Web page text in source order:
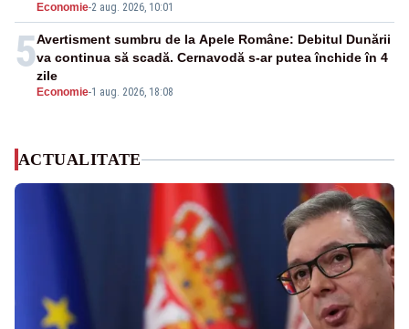
Economie-2 aug. 2026, 10:01
5
Economie-1 aug. 2026, 18:08
Avertisment sumbru de la Apele Române: Debitul Dunării
va continua să scadă. Cernavodă s-ar putea închide în 4
zile
ACTUALITATE